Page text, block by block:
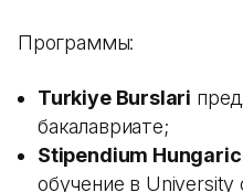
Программы:
Turkiye Burslari
бакалавриате;
Stipendium
обучение в University